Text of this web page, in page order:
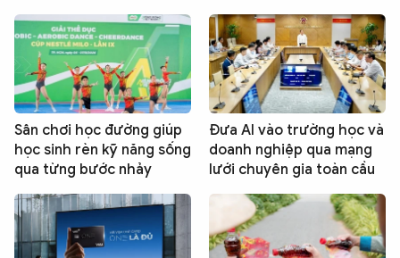
Sân chơi học đường giúp
học sinh rèn kỹ năng sống
qua từng bước nhảy
Đưa AI vào trường học và
doanh nghiệp qua mạng
lưới chuyên gia toàn cầu